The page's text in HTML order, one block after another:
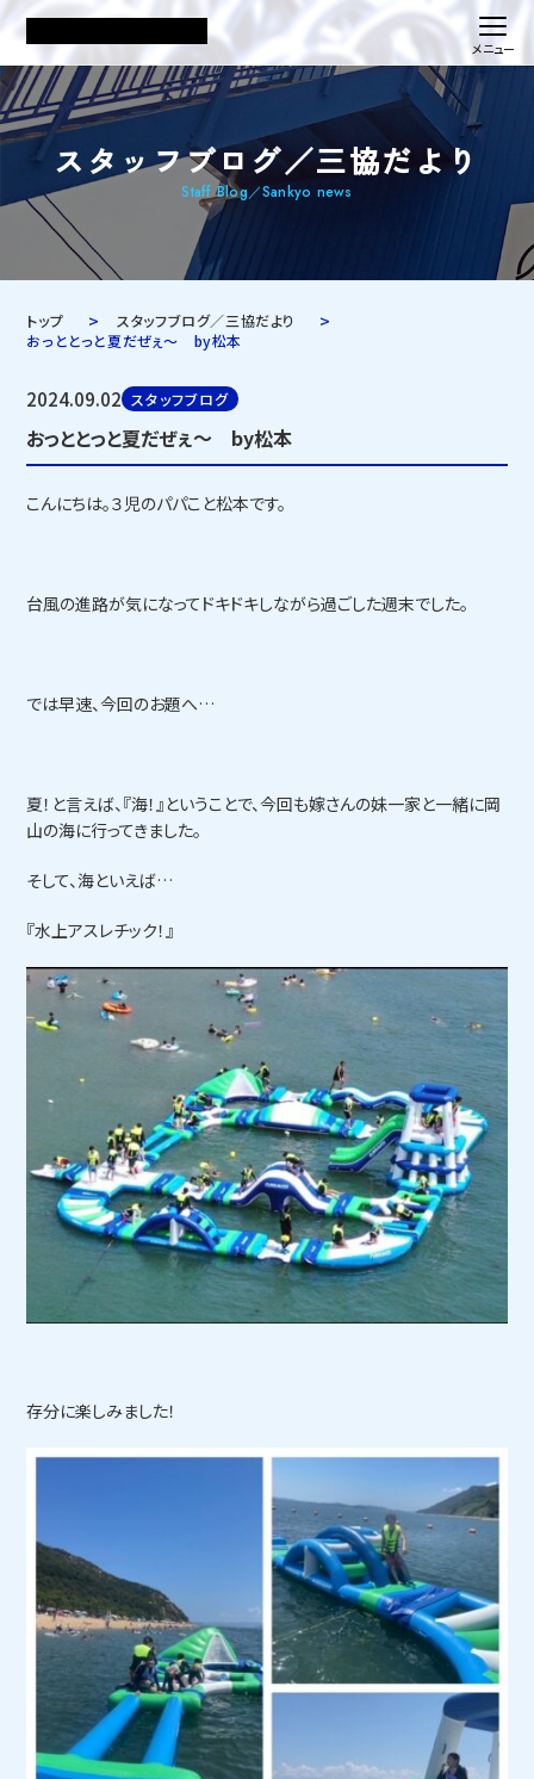
スタッフブログ／三協だより
Staff Blog／Sankyo news
トップ
スタッフブログ／三協だより
おっととっと夏だぜぇ～ by松本
2024.09.02 スタッフブログ
おっととっと夏だぜぇ～ by松本
こんにちは。３児のパパこと松本です。
台風の進路が気になってドキドキしながら過ごした週末でした。
では早速、今回のお題へ…
夏！と言えば、『海！』ということで、今回も嫁さんの妹一家と一緒に岡
山の海に行ってきました。
そして、海といえば…
『水上アスレチック！』
存分に楽しみました！